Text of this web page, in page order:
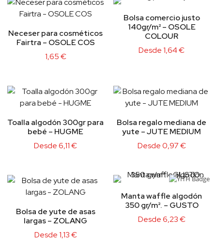
Neceser para cosméticos
Fairtra – OSOLE COS
1,65€
Bolsa comercio justo
140gr/m² – OSOLE
COLOUR
Desde1,64€
Toalla algodón 300gr para
bebé – HUGME
Desde6,11€
Bolsa regalo mediana de
yute – JUTE MEDIUM
Desde0,97€
Bolsa de yute de asas
largas – ZOLANG
Desde1,13€
Manta waffle algodón
350 gr/m². – GUSTO
Desde6,23€